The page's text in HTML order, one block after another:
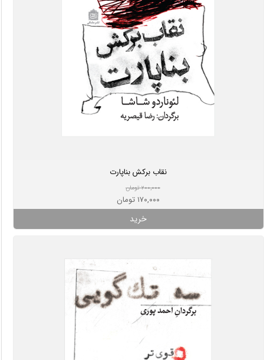
نقاب برکش بناپارت
۲۰۰,۰۰۰ تومان
۱۷۰,۰۰۰ تومان
خرید